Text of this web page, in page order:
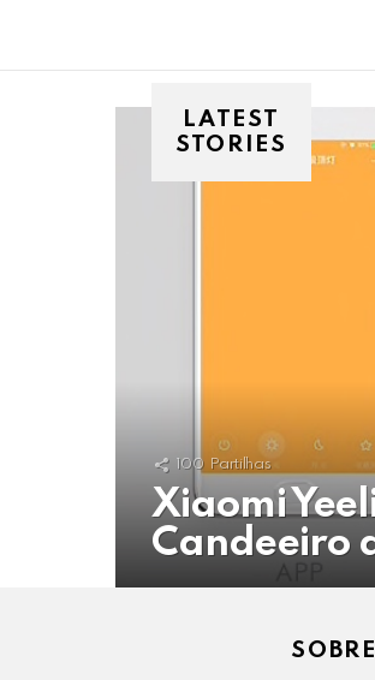
LATEST
STORIES
100 Partilhas
Xiaomi
Candeeiro
SOBRE